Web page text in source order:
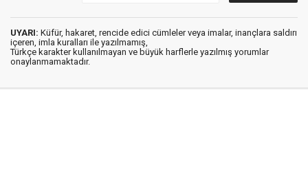
UYARI: Küfür, hakaret, rencide edici cümleler veya imalar, inançlara saldırı
içeren, imla kuralları ile yazılmamış,
Türkçe karakter kullanılmayan ve büyük harflerle yazılmış yorumlar
onaylanmamaktadır.